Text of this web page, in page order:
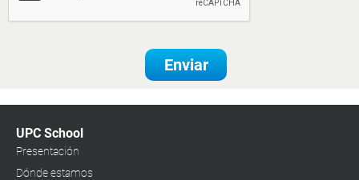
Enviar
UPC School
Presentación
Dónde estamos